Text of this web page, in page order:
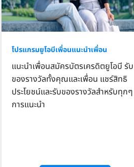
โปรแกรมยูโอบีเพื่อนแนะนำเพื่อน
แนะนำเพื่อนสมัครบัตรเครดิตยูโอบี รับ
ของรางวัลทั้งคุณและเพื่อน แชร์สิทธิ
ประโยชน์และรับของรางวัลสำหรับทุกๆ
การแนะนำ